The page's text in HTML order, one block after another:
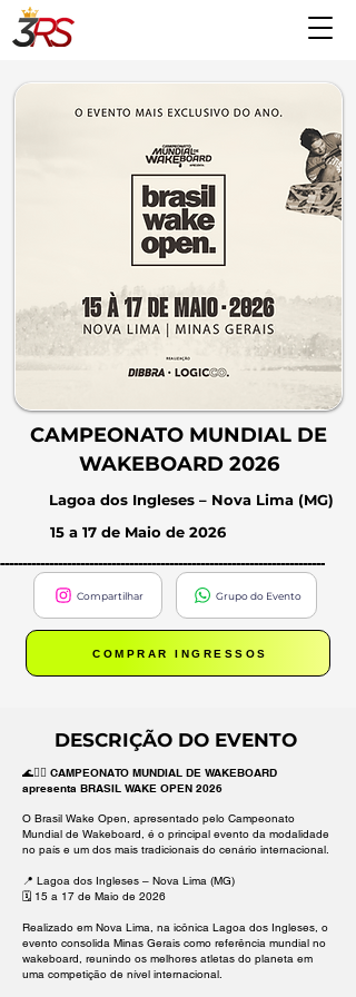
CAMPEONATO MUNDIAL DE
WAKEBOARD 2026
Lagoa dos Ingleses – Nova Lima (MG)
15 a 17 de Maio de 2026
-------------------------------------------------------------------------
Compartilhar Grupo do Evento
COMPRAR INGRESSOS
DESCRIÇÃO DO EVENTO
🌊🏄‍♂️ CAMPEONATO MUNDIAL DE WAKEBOARD
apresenta BRASIL WAKE OPEN 2026
O Brasil Wake Open, apresentado pelo Campeonato
Mundial de Wakeboard, é o principal evento da modalidade
no país e um dos mais tradicionais do cenário internacional.
📍 Lagoa dos Ingleses – Nova Lima (MG)
🗓️ 15 a 17 de Maio de 2026
Realizado em Nova Lima, na icônica Lagoa dos Ingleses, o
evento consolida Minas Gerais como referência mundial no
wakeboard, reunindo os melhores atletas do planeta em
uma competição de nível internacional.